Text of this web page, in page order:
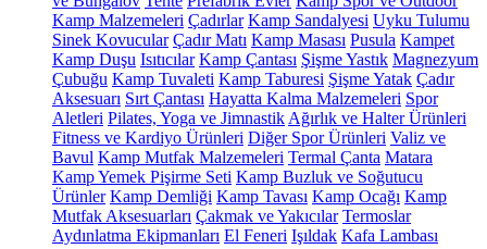
Kamp Malzemeleri Çadırlar Kamp Sandalyesi Uyku Tulumu
Sinek Kovucular Çadır Matı Kamp Masası Pusula Kampet
Kamp Duşu Isıtıcılar Kamp Çantası Şişme Yastık Magnezyum
Çubuğu Kamp Tuvaleti Kamp Taburesi Şişme Yatak Çadır
Aksesuarı Sırt Çantası Hayatta Kalma Malzemeleri Spor
Aletleri Pilates, Yoga ve Jimnastik Ağırlık ve Halter Ürünleri
Fitness ve Kardiyo Ürünleri Diğer Spor Ürünleri Valiz ve
Bavul Kamp Mutfak Malzemeleri Termal Çanta Matara
Kamp Yemek Pişirme Seti Kamp Buzluk ve Soğutucu
Ürünler Kamp Demliği Kamp Tavası Kamp Ocağı Kamp
Mutfak Aksesuarları Çakmak ve Yakıcılar Termoslar
Aydınlatma Ekipmanları El Feneri Işıldak Kafa Lambası